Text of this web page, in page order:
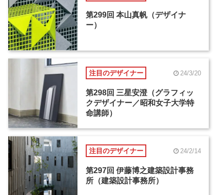
第299回 本山真帆（デザイナ
ー）
注目のデザイナー 24/3/20
第298回 三星安澄（グラフィッ
クデザイナー／昭和女子大学特
命講師）
注目のデザイナー 24/2/14
第297回 伊藤博之建築設計事務
所（建築設計事務所）